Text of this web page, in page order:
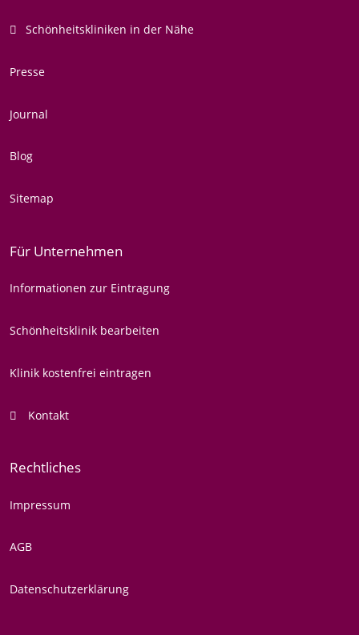
Schönheitskliniken in der Nähe
Presse
Journal
Blog
Sitemap
Für Unternehmen
Informationen zur Eintragung
Schönheitsklinik bearbeiten
Klinik kostenfrei eintragen
Kontakt
Rechtliches
Impressum
AGB
Datenschutzerklärung